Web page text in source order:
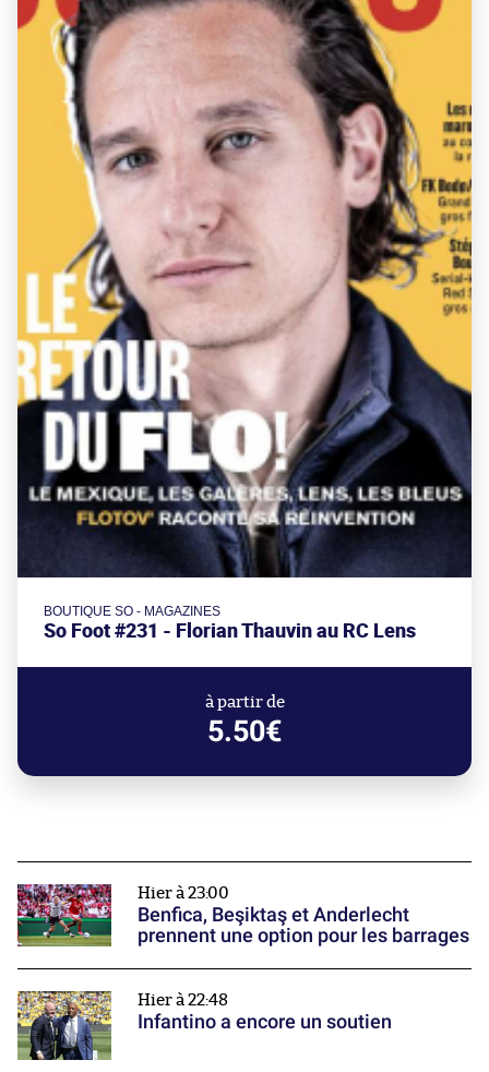
BOUTIQUE SO - MAGAZINES
So Foot #231 - Florian Thauvin au RC Lens
à partir de
5.50€
Hier à 23:00
Benfica, Beşiktaş et Anderlecht
prennent une option pour les barrages
Hier à 22:48
Infantino a encore un soutien